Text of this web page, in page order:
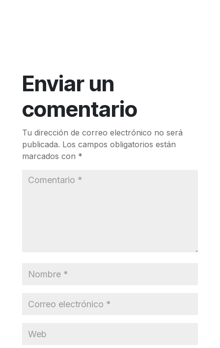
Enviar un
comentario
Tu dirección de correo electrónico no será
publicada. Los campos obligatorios están
marcados con *